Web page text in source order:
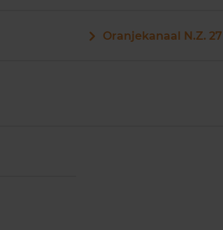
Oranjekanaal N.Z. 27